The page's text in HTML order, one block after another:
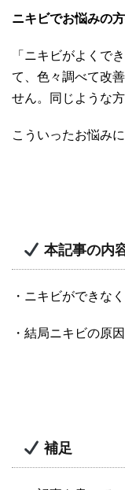
ニキビでお悩みの
「ニキビがよくで
て、色々調べて改
せん。同じような
こういったお悩み
本記事の内
・ニキビができな
・結局ニキビの原
補足